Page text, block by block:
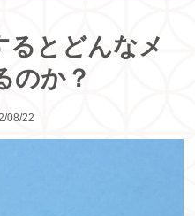
るとどんなメ
のか？
08/22